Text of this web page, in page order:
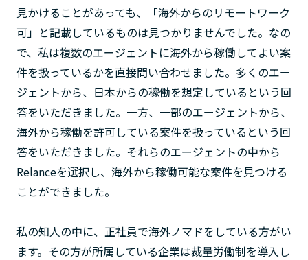
見かけることがあっても、「海外からのリモートワーク
可」と記載しているものは見つかりませんでした。なの
で、私は複数のエージェントに海外から稼働してよい案
件を扱っているかを直接問い合わせました。多くのエー
ジェントから、日本からの稼働を想定しているという回
答をいただきました。一方、一部のエージェントから、
海外から稼働を許可している案件を扱っているという回
答をいただきました。それらのエージェントの中から
Relanceを選択し、海外から稼働可能な案件を見つける
ことができました。
私の知人の中に、正社員で海外ノマドをしている方がい
ます。その方が所属している企業は裁量労働制を導入し